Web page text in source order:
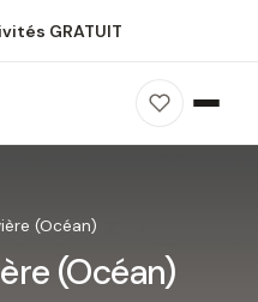
GRATUIT
(Océan)
(Océan)